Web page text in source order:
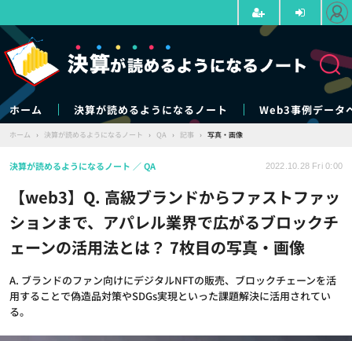
ホーム 決算が読めるようになるノート Web3事例データ
ホーム › 決算が読めるようになるノート › QA › 記事 › 写真・画像
【web3】Q. 高級ブランドからファストファッ
ションまで、アパレル業界で広がるブロックチ
ェーンの活用法とは？ 7枚目の写真・画像
A. ブランドのファン向けにデジタルNFTの販売、ブロックチェーンを活
用することで偽造品対策やSDGs実現といった課題解決に活用されてい
る。
決算が読めるようになるノート QA 2022.10.28 Fri 0:00